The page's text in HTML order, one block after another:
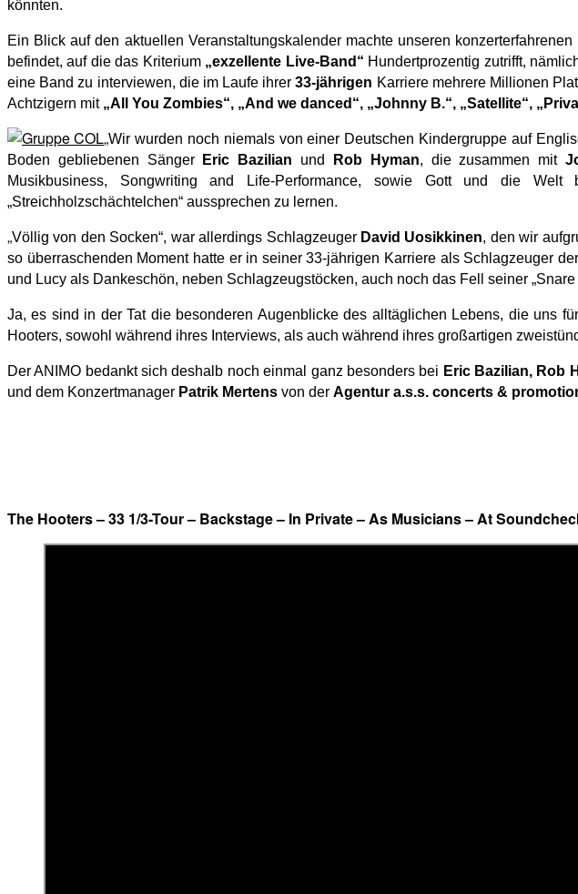
könnten.
Ein Blick auf den aktuellen Veranstaltungskalender machte unseren
befindet, auf die das Kriterium „exzellente Live-Band“ Hundertprozentig zutrifft,
eine Band zu interviewen, die im Laufe ihrer33-jährigen Karriere mehrere Millionen
Achtzigern mit „All You Zombies“, „And we danced“, „Johnny B.“, „Satellite“,
„Wir wurden noch niemals von einer Deutschen Kindergruppe auf
Boden gebliebenen Sänger
Eric Bazilian und Rob Hyman, die zusammen mit
Musikbusiness, Songwriting and Life-Performance, sowie Gott und die
„Streichholzschächtelchen“ aussprechen zu lernen.
„Völlig von den Socken“, war allerdings Schlagzeuger David Uosikkinen, den wir
so überraschenden Moment hatte er in seiner 33-jährigen Karriere als Schlagzeuger
und Lucy als Dankeschön, neben Schlagzeugstöcken, auch noch das Fell seiner
Ja, es sind in der Tat die besonderen Augenblicke des alltäglichen Lebens, die uns
Hooters, sowohl während ihres Interviews, als auch während ihres großartigen
Der ANIMO bedankt sich deshalb noch einmal ganz besonders bei Eric Bazilian, Rob
und dem Konzertmanager Patrik Mertens von der Agentur a.s.s. concerts &
The Hooters – 33 1/3-Tour – Backstage – In Private – As Musicians – At